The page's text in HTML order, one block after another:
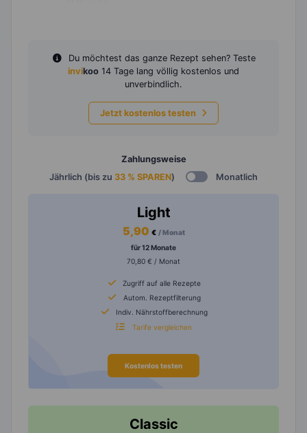
Du möchtest das ganze Rezept sehen? Teste
invikoo 14 Tage lang völlig kostenlos und
unverbindlich.
Jetzt kostenlos testen
Zahlungsweise
Jährlich (bis zu 33 % SPAREN) Monatlich
Light
5,90 € / Monat
für 12 Monate
70,80 € / Monat
Zugriff auf alle Rezepte
Autom. Rezeptfilterung
Indiv. Nährstoffberechnung
Tarife vergleichen
Kostenlos testen
Classic